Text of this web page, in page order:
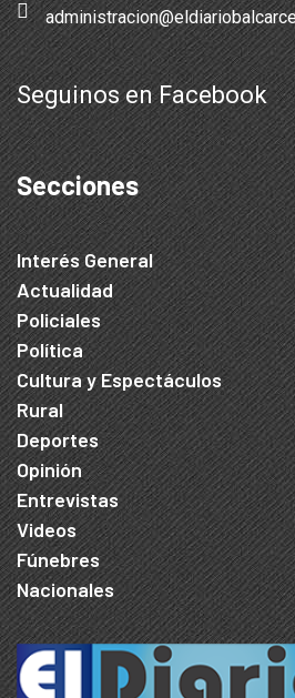
Seguinos en Facebook
Secciones
Interés General
Actualidad
Policiales
Política
Cultura y Espectáculos
Rural
Deportes
Opinión
Entrevistas
Videos
Fúnebres
Nacionales